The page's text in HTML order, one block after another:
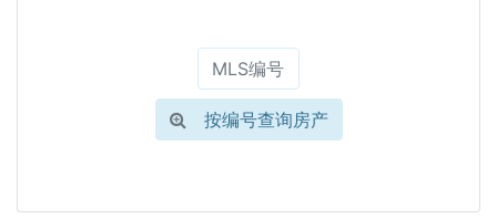
按编号查询房产